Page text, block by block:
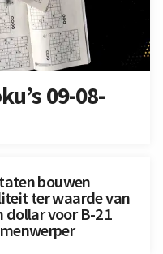
09-08-
bouwen
ter waarde van
dollar voor B-21